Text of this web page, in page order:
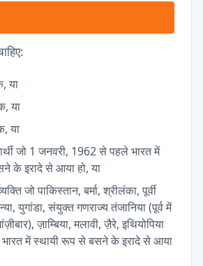
या
या
या
जो 1 जनवरी, 1962 से पहले भारत में
के इरादे से आया हो, या
जो पाकिस्तान, बर्मा, श्रीलंका, पूर्वी
युगांडा, संयुक्त गणराज्य तंजानिया (पूर्व में
ज़ाम्बिया, मलावी, ज़ैरे, इथियोपिया
में स्थायी रूप से बसने के इरादे से आया